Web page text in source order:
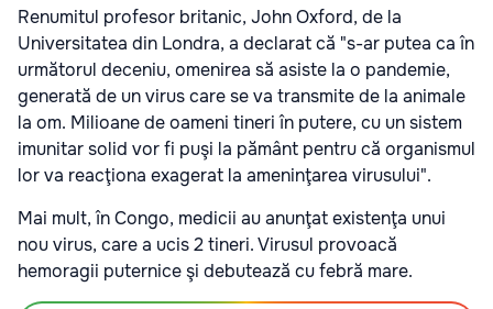
Renumitul profesor britanic, John Oxford, de la
Universitatea din Londra, a declarat că "s-ar putea ca în
următorul deceniu, omenirea să asiste la o pandemie,
generată de un virus care se va transmite de la animale
la om. Milioane de oameni tineri în putere, cu un sistem
imunitar solid vor fi puşi la pământ pentru că organismul
lor va reacţiona exagerat la ameninţarea virusului".
Mai mult, în Congo, medicii au anunţat existenţa unui
nou virus, care a ucis 2 tineri. Virusul provoacă
hemoragii puternice şi debutează cu febră mare.